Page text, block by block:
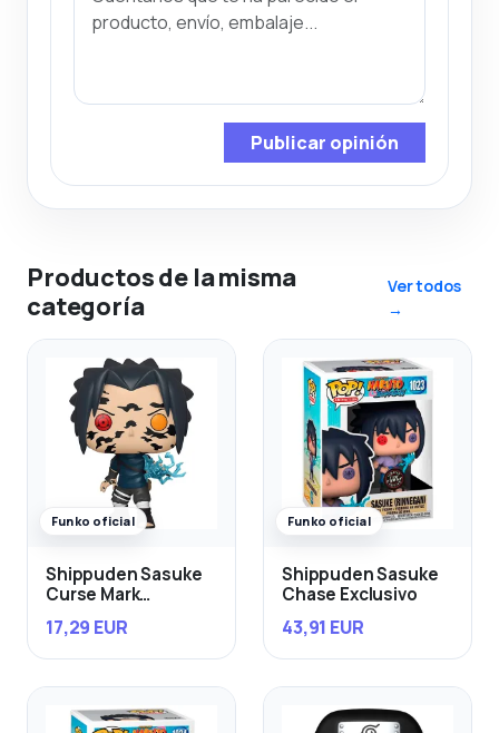
Publicar opinión
Productos de la misma
categoría
Ver todos
→
Funko oficial
Shippuden Sasuke
Curse Mark
17,29 EUR
Funko oficial
Shippuden Sasuke
Chase Exclusivo
43,91 EUR